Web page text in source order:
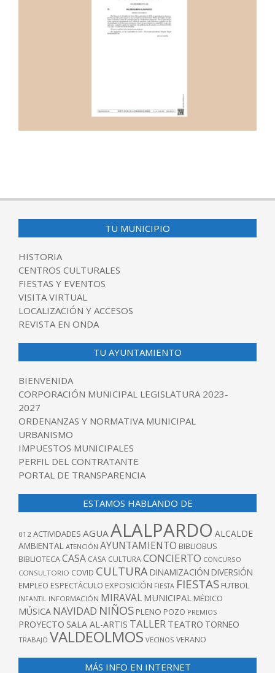
TU MUNICIPIO
HISTORIA
CENTROS CULTURALES
FIESTAS Y EVENTOS
VISITA VIRTUAL
LOCALIZACIÓN Y ACCESOS
REVISTA EN ONDA
TU AYUNTAMIENTO
BIENVENIDA
CORPORACIÓN MUNICIPAL LEGISLATURA 2023-
2027
ORDENANZAS Y NORMATIVA MUNICIPAL
URBANISMO
IMPUESTOS MUNICIPALES
PERFIL DEL CONTRATANTE
PORTAL DE TRANSPARENCIA
ESTAMOS HABLANDO DE
012 ACTIVIDADES AGUA ALALPARDO ALCALDE
AMBIENTAL ATENCIÓN AYUNTAMIENTO BIBLIOBUS
BIBLIOTECACASA CASA CULTURACONCIERTO CONCURSO
CONSULTORIO COVID CULTURA DINAMIZACIÓN DIVERSIÓN
EMPLEO ESPECTÁCULO EXPOSICIÓN FIESTA FIESTAS FUTBOL
INFANTIL INFORMACIÓN MIRAVAL MUNICIPAL MÉDICO
MÚSICA NAVIDAD NIÑOS PLENO POZO PREMIOS
PROYECTO SALA AL-ARTIS TALLER TEATRO TORNEO
TRABAJO VALDEOLMOS VECINOS VERANO
MÁS INFO EN INTERNET